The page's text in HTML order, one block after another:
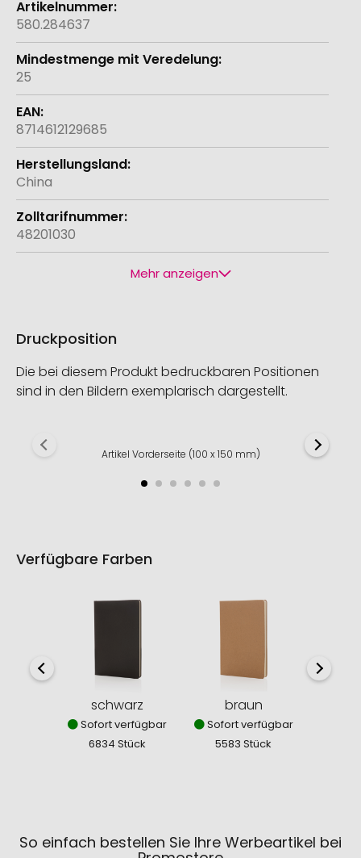
580.284637
25
8714612129685
China
48201030
Mehr anzeigen
Druckposition
Die bei diesem Produkt bedruckbaren Positionen
sind in den Bildern exemplarisch dargestellt.
Artikel Vorderseite (100 x 150 mm)
Verfügbare Farben
schwarz
Sofort verfügbar
6834 Stück
braun
Sofort verfügbar
5583 Stück
So einfach bestellen Sie Ihre Werbeartikel bei